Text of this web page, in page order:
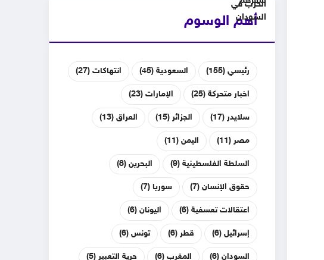
أهم الوسوم
رئيسي(155) السعودية(45) انتهاكات(27)
اخبار متحركة(25) الإمارات(23)
سلايدر (17) الجزائر (15) العراق(13)
مصر (11) اليمن(11)
السلطة الفلسطينية(9) البحرين(8)
حقوق الإنسان(7) سوريا(7)
اعتقالات تعسفية(6) اليونان(6)
إسرائيل(6) قطر (6) تونس(6)
السودان(6) المغرب(6) حرية التعبير (5)